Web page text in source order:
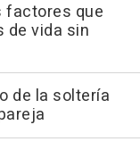
factores que
de vida sin
de la soltería